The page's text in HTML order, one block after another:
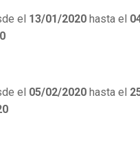
el 13/01/2020 hasta el
el 05/02/2020 hasta el